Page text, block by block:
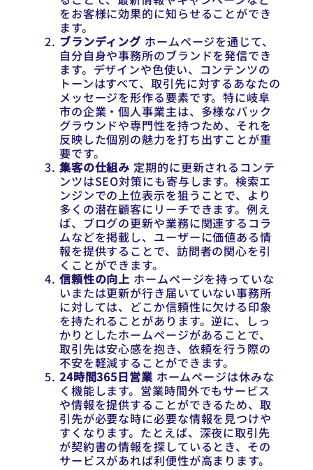
をお客様に効果的に知らせることができ
ます。
ブランディング ホームページを通じて、
自分自身や事務所のブランドを発信でき
ます。デザインや色使い、コンテンツの
トーンはすべて、取引先に対するあなたの
メッセージを形作る要素です。特に岐阜
市の企業・個人事業主は、多様なバック
グラウンドや専門性を持つため、それを
反映した個別の魅力を打ち出すことが重
要です。
集客の仕組み 定期的に更新されるコンテ
ンツはSEO対策にも寄与します。検索エ
ンジンでの上位表示を狙うことで、より
多くの潜在顧客にリーチできます。例え
ば、ブログの更新や業務に関連するコラ
ムなどを掲載し、ユーザーに価値ある情
報を提供することで、訪問者の関心を引
くことができます。
信頼性の向上 ホームページを持っていな
いまたは更新が行き届いていない事務所
に対しては、どこか信頼性に欠ける印象
を持たれることがあります。逆に、しっ
かりとしたホームページがあることで、
取引先は安心感を抱き、依頼を行う際の
不安を軽減することができます。
24時間365日営業ホームページは休みな
く機能します。営業時間外でもサービス
や情報を提供することができるため、取
引先が必要な時に必要な情報を見つけや
すくなります。たとえば、深夜に取引先
が契約書の情報を探しているとき、その
サービスがあれば利便性が高まります。